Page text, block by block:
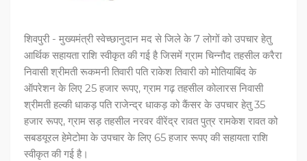
शिवपुरी - मुख्यमंत्री स्वेच्छानुदान मद से जिले के 7 लोगों को उपचार हेतु
आर्थिक सहायता राशि स्वीकृत की गई है जिसमें ग्राम चिन्नौद तहसील करैरा
निवासी श्रीमती रूकमनी तिवारी पति राकेश तिवारी को मोतियाबिंद के
ऑपरेशन के लिए 25 हजार रूपए, ग्राम गढ़ तहसील कोलारस निवासी
श्रीमती हल्की धाकड़ पति राजेन्द्र धाकड़ को कैंसर के उपचार हेतु 35
हजार रूपए, ग्राम सड़ तहसील नरवर वीरेंद्र रावत पुत्र रामकेश रावत को
सबडयूरल हेमेटोमा के उपचार के लिए 65 हजार रूपए की सहायता राशि
स्वीकृत की गई है।